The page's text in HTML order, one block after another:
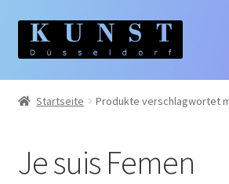
Zur
Navigation
Zum
Inhalt
Home
Künstler:innen
Startseite Produkte verschlagwortet
Je suis Femen